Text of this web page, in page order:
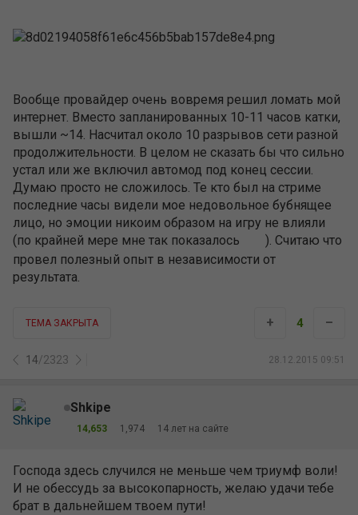
Вообще провайдер очень вовремя решил ломать мой
интернет. Вместо запланированных 10-11 часов катки,
вышли ~14. Насчитал около 10 разрывов сети разной
продолжительности. В целом не сказать бы что сильно
устал или же включил автомод под конец сессии.
Думаю просто не сложилось. Те кто был на стриме
последние часы видели мое недовольное бубнящее
лицо, но эмоции никоим образом на игру не влияли
(по крайней мере мне так показалось
). Считаю что
провел полезный опыт в независимости от
результата.
ТЕМА ЗАКРЫТА
14/2323 28.12.2015 09:51
+ 4 –
Shkipe
14,653 1,974 14 лет на сайте
Господа здесь случился не меньше чем триумф воли!
И не обессудь за высокопарность, желаю удачи тебе
брат в дальнейшем твоем пути!